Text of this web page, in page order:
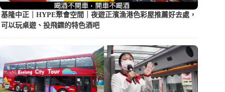
基隆中正｜HYPE聚會空間｜夜遊正濱漁港色彩屋推薦好去處，
可以玩桌遊、投飛鏢的特色酒吧